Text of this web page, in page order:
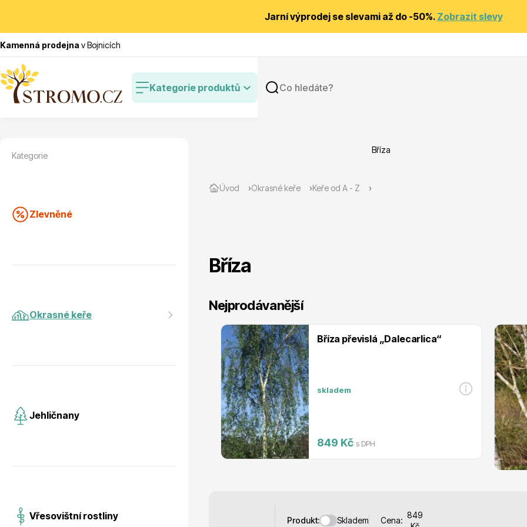
Jarní výprodej se slevami až do -50%. Zobrazit slevy
Kamenná prodejna v Bojnicích
Kategorie produktů
Cibuloviny
Nářadí, příslušenství Bylinky do kuchyně
Úvod Okrasné keře Keře od A - Z
Bříza
Bříza
Nejprodávanější
Bříza převislá „Dalecarlica“
skladem
849 Kč s DPH
Produkt: Skladem Cena:
849
Kategorie
Zlevněné
Okrasné keře
Jehličnany
Vřesovištní rostliny